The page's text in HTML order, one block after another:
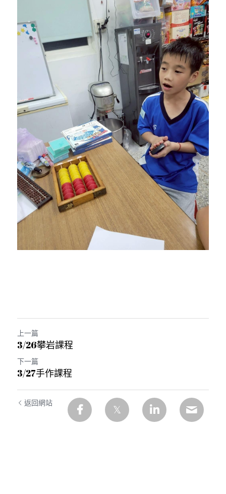
上一篇
3/26攀岩課程
下一篇
3/27手作課程
返回網站